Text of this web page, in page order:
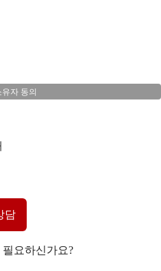
유자 동의
담
필요하신가요?